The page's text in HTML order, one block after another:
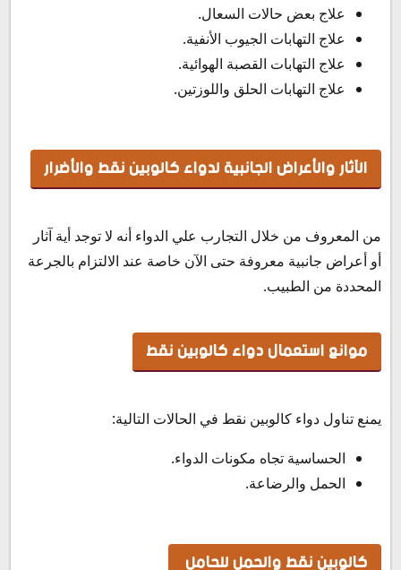
علاج بعض حالات السعال.
علاج التهابات الجيوب الأنفية.
علاج التهابات القصبة الهوائية.
علاج التهابات الحلق واللوزتين.
الآثار والأعراض الجانبية لدواء كالوبين نقط والأضرار
من المعروف من خلال التجارب علي الدواء أنه لا توجد أية آثار
أو أعراض جانبية معروفة حتى الآن خاصة عند الالتزام بالجرعة
المحددة من الطبيب.
موانع استعمال دواء كالوبين نقط
يمنع تناول دواء كالوبين نقط في الحالات التالية:
الحساسية تجاه مكونات الدواء.
الحمل والرضاعة.